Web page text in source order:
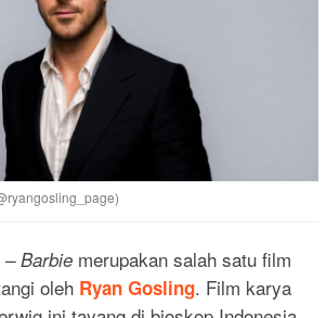
– Barbie merupakan salah satu film
oleh Ryan Gosling. Film karya